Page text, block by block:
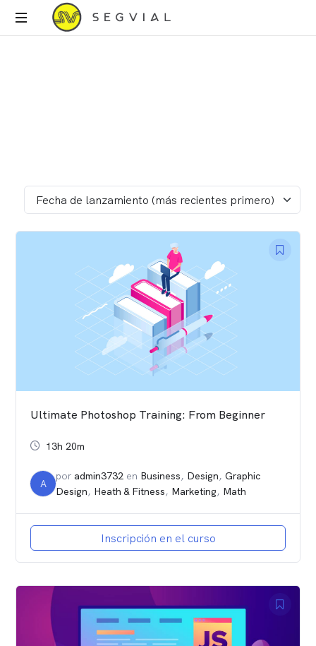
Segvial
Fecha de lanzamiento (más recientes primero)
Ultimate Photoshop Training: From Beginner
13h 20m
A
por admin3732 en Business, Design,Graphic
Design, Heath & Fitness, Marketing, Math
Inscripción en el curso